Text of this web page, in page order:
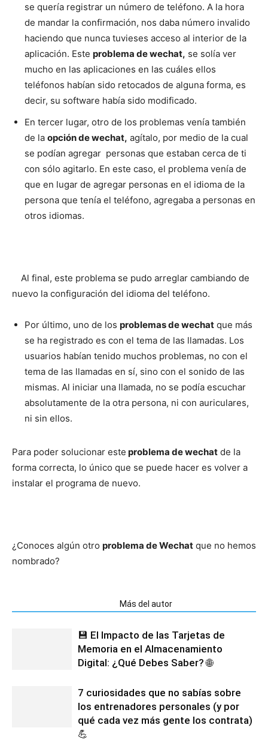
se quería registrar un número de teléfono. A la hora
de mandar la confirmación, nos daba número invalido
haciendo que nunca tuvieses acceso al interior de la
aplicación. Este problema de wechat, se solía ver
mucho en las aplicaciones en las cuáles ellos
teléfonos habían sido retocados de alguna forma, es
decir, su software había sido modificado.
En tercer lugar, otro de los problemas venía también
de la opción de wechat, agítalo, por medio de la cual
se podían agregar personas que estaban cerca de ti
con sólo agitarlo. En este caso, el problema venía de
que en lugar de agregar personas en el idioma de la
persona que tenía el teléfono, agregaba a personas en
otros idiomas.
Al final, este problema se pudo arreglar cambiando de
nuevo la configuración del idioma del teléfono.
Por último, uno de los problemas de wechat que más
se ha registrado es con el tema de las llamadas. Los
usuarios habían tenido muchos problemas, no con el
tema de las llamadas en sí, sino con el sonido de las
mismas. Al iniciar una llamada, no se podía escuchar
absolutamente de la otra persona, ni con auriculares,
ni sin ellos.
Para poder solucionar este problema de wechat de la
forma correcta, lo único que se puede hacer es volver a
instalar el programa de nuevo.
¿Conoces algún otro problema de Wechat que no hemos
nombrado?
Más del autor
💾 El Impacto de las Tarjetas de
Memoria en el Almacenamiento
Digital: ¿Qué Debes Saber? 🌐
7 curiosidades que no sabías sobre
los entrenadores personales (y por
qué cada vez más gente los contrata)
💪